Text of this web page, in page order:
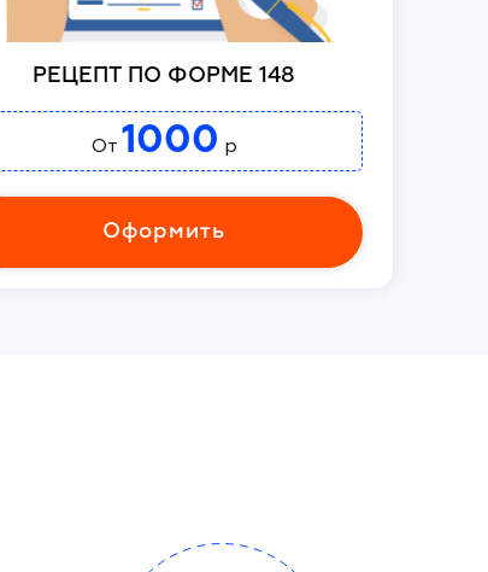
РЕЦЕПТ ПО ФОРМЕ 148
От 1000 р
Оформить